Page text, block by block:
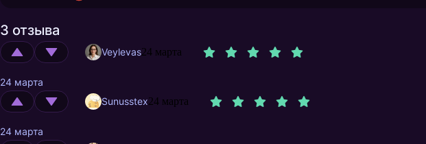
3 отзыва
Veylevas24 марта
24 марта
Sunusstex24 марта
24 марта